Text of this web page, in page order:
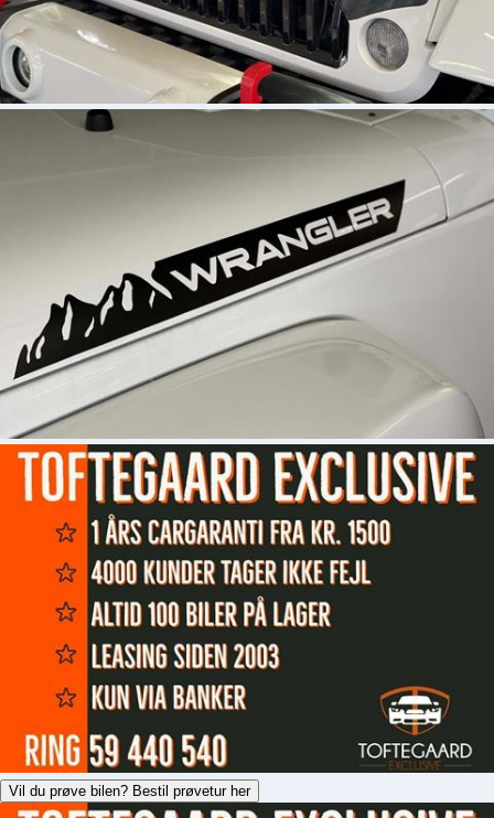
Vil du prøve bilen? Bestil prøvetur her